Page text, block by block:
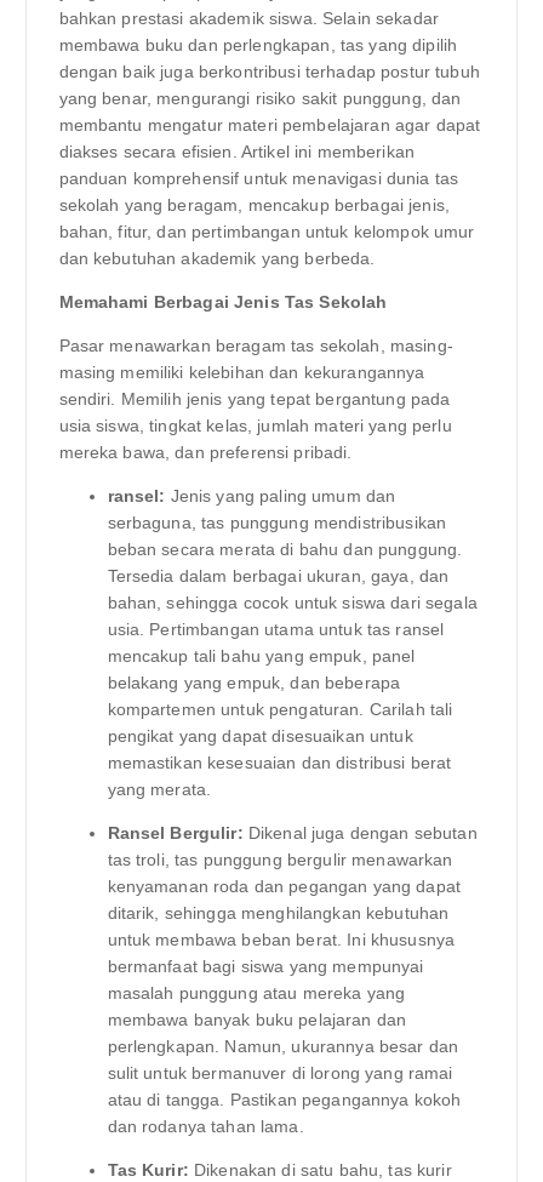
bahkan prestasi akademik siswa. Selain sekadar
membawa buku dan perlengkapan, tas yang dipilih
dengan baik juga berkontribusi terhadap postur tubuh
yang benar, mengurangi risiko sakit punggung, dan
membantu mengatur materi pembelajaran agar dapat
diakses secara efisien. Artikel ini memberikan
panduan komprehensif untuk menavigasi dunia tas
sekolah yang beragam, mencakup berbagai jenis,
bahan, fitur, dan pertimbangan untuk kelompok umur
dan kebutuhan akademik yang berbeda.
Memahami Berbagai Jenis Tas Sekolah
Pasar menawarkan beragam tas sekolah, masing-
masing memiliki kelebihan dan kekurangannya
sendiri. Memilih jenis yang tepat bergantung pada
usia siswa, tingkat kelas, jumlah materi yang perlu
mereka bawa, dan preferensi pribadi.
ransel: Jenis yang paling umum dan
serbaguna, tas punggung mendistribusikan
beban secara merata di bahu dan punggung.
Tersedia dalam berbagai ukuran, gaya, dan
bahan, sehingga cocok untuk siswa dari segala
usia. Pertimbangan utama untuk tas ransel
mencakup tali bahu yang empuk, panel
belakang yang empuk, dan beberapa
kompartemen untuk pengaturan. Carilah tali
pengikat yang dapat disesuaikan untuk
memastikan kesesuaian dan distribusi berat
yang merata.
Ransel Bergulir: Dikenal juga dengan sebutan
tas troli, tas punggung bergulir menawarkan
kenyamanan roda dan pegangan yang dapat
ditarik, sehingga menghilangkan kebutuhan
untuk membawa beban berat. Ini khususnya
bermanfaat bagi siswa yang mempunyai
masalah punggung atau mereka yang
membawa banyak buku pelajaran dan
perlengkapan. Namun, ukurannya besar dan
sulit untuk bermanuver di lorong yang ramai
atau di tangga. Pastikan pegangannya kokoh
dan rodanya tahan lama.
Tas Kurir: Dikenakan di satu bahu, tas kurir